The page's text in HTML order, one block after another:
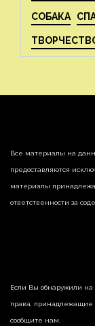
СОБАКА
Все материалы на
предоставляются
материалы
ответственности за
Если Вы обнаружили
права, принадлежащие
сообщите нам.